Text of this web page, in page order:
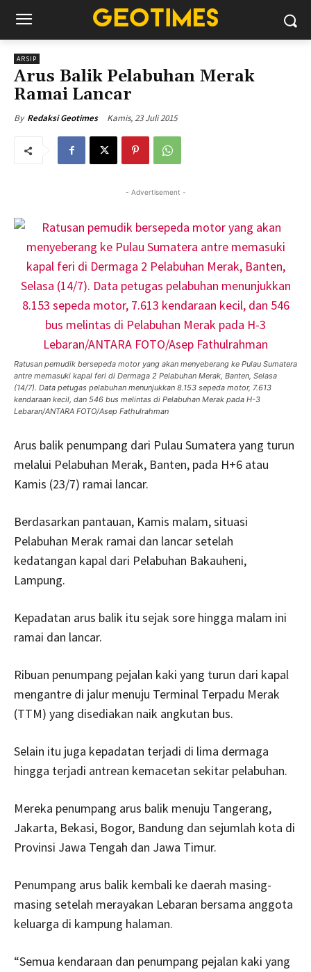
ARSIP
Arus Balik Pelabuhan Merak
Ramai Lancar
By Redaksi Geotimes Kamis, 23 Juli 2015
- Advertisement -
Ratusan pemudik bersepeda motor yang akan menyeberang ke Pulau Sumatera
antre memasuki kapal feri di Dermaga 2 Pelabuhan Merak, Banten, Selasa
(14/7). Data petugas pelabuhan menunjukkan 8.153 sepeda motor, 7.613
kendaraan kecil, dan 546 bus melintas di Pelabuhan Merak pada H-3
Lebaran/ANTARA FOTO/Asep Fathulrahman
Arus balik penumpang dari Pulau Sumatera yang turun
melalui Pelabuhan Merak, Banten, pada H+6 atau
Kamis (23/7) ramai lancar.
Berdasarkan pantauan, Kamis malam, situasi
Pelabuhan Merak ramai dan lancar setelah
kedatangan kapal dari Pelabuhan Bakauheni,
Lampung.
Kepadatan arus balik itu sejak sore hingga malam ini
ramai dan lancar.
Ribuan penumpang pejalan kaki yang turun dari kapal
mengantre di jalur menuju Terminal Terpadu Merak
(TTM) yang disediakan naik angkutan bus.
Selain itu juga kepadatan terjadi di lima dermaga
hingga terjadi antrean kemacetan sekitar pelabuhan.
Mereka penumpang arus balik menuju Tangerang,
Jakarta, Bekasi, Bogor, Bandung dan sejumlah kota di
Provinsi Jawa Tengah dan Jawa Timur.
Penumpang arus balik kembali ke daerah masing-
masing setelah merayakan Lebaran bersama anggota
keluarga di kampung halaman.
“Semua kendaraan dan penumpang pejalan kaki yang